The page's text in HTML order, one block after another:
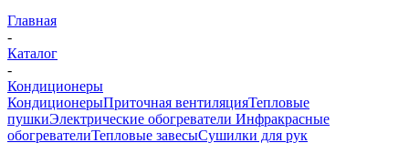
Главная
-
Каталог
-
Кондиционеры
КондиционерыПриточная вентиляцияТепловые
пушкиЭлектрические обогреватели Инфракрасные
обогревателиТепловые завесыСушилки для рук